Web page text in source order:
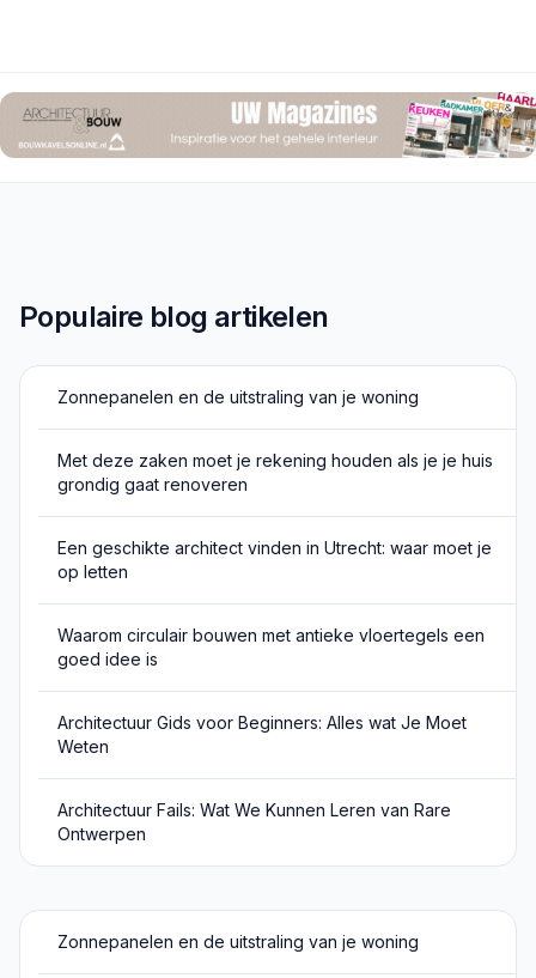
Populaire blog artikelen
Zonnepanelen en de uitstraling van je woning
Met deze zaken moet je rekening houden als je je huis
grondig gaat renoveren
Een geschikte architect vinden in Utrecht: waar moet je
op letten
Waarom circulair bouwen met antieke vloertegels een
goed idee is
Architectuur Gids voor Beginners: Alles wat Je Moet
Weten
Architectuur Fails: Wat We Kunnen Leren van Rare
Ontwerpen
Zonnepanelen en de uitstraling van je woning